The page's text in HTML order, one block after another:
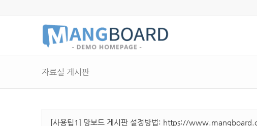
자료실 게시판
[사용팁1] 망보드 게시판 설정방법: https://